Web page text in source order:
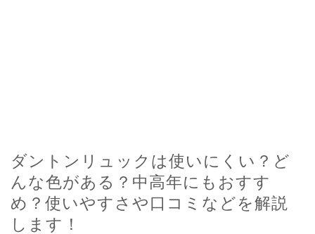
ダントンリュックは使いにくい？ど
んな色がある？中高年にもおすす
め？使いやすさや口コミなどを解説
します！